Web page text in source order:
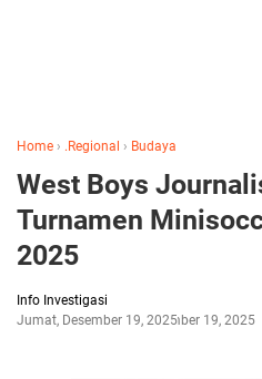
Home › .Regional › Budaya
West Boys
Turnamen
2025
Info Investigasi
Jumat, Desember 19, 2025Desember 19, 2025